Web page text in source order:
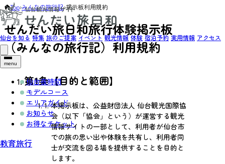
仙台を知る 特集 旅のご提案 イベント 観光情報 体験 宿泊予約 実用情報 アクセス
menu
仙台夜時間
モデルコース
エリアガイド
お知らせ
お得なチケット
教育旅行
Top›みんなの旅行記›掲示板利用規約
せんだい旅日和旅行体験掲示板
（みんなの旅行記）利用規約
第1条【目的と範囲】
1. 本掲示板は、公益財団法人 仙台観光国際協
会（以下「協会」という）が運営する観光
情報サイトの一部として、利用者が仙台市
での旅の思い出や体験を共有し、利用者同
士が交流を図る場を提供することを目的と
します。